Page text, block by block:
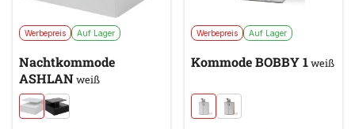
Werbepreis Auf Lager
Nachtkommode
ASHLANweiß
Werbepreis Auf Lager
Kommode BOBBY 1weiß